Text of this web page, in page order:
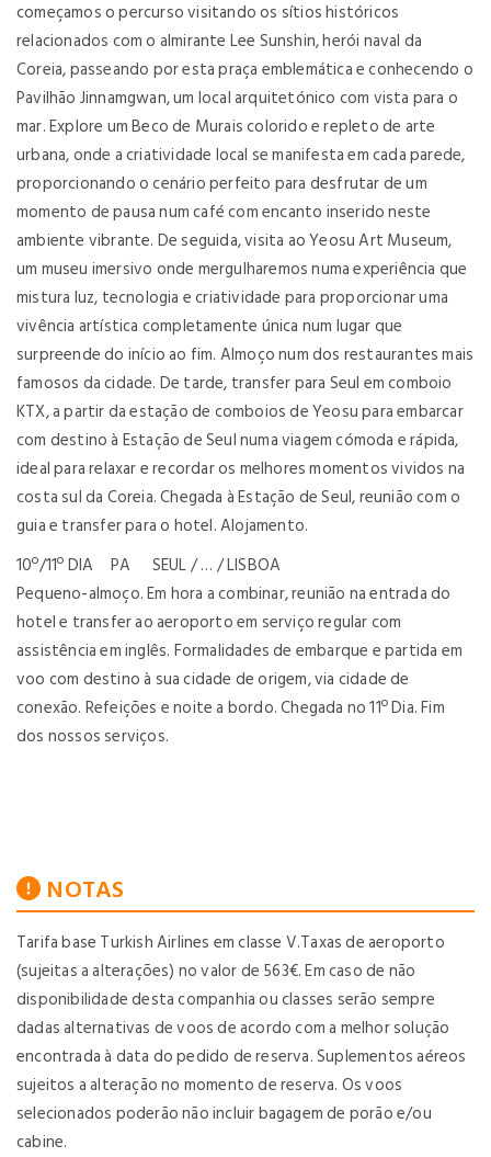
começamos o percurso visitando os sítios históricos
relacionados com o almirante Lee Sunshin, herói naval da
Coreia, passeando por esta praça emblemática e conhecendo o
Pavilhão Jinnamgwan, um local arquitetónico com vista para o
mar. Explore um Beco de Murais colorido e repleto de arte
urbana, onde a criatividade local se manifesta em cada parede,
proporcionando o cenário perfeito para desfrutar de um
momento de pausa num café com encanto inserido neste
ambiente vibrante. De seguida, visita ao Yeosu Art Museum,
um museu imersivo onde mergulharemos numa experiência que
mistura luz, tecnologia e criatividade para proporcionar uma
vivência artística completamente única num lugar que
surpreende do início ao fim. Almoço num dos restaurantes mais
famosos da cidade. De tarde, transfer para Seul em comboio
KTX, a partir da estação de comboios de Yeosu para embarcar
com destino à Estação de Seul numa viagem cómoda e rápida,
ideal para relaxar e recordar os melhores momentos vividos na
costa sul da Coreia. Chegada à Estação de Seul, reunião com o
guia e transfer para o hotel. Alojamento.
10º/11º DIA PA SEUL / … / LISBOA
Pequeno-almoço. Em hora a combinar, reunião na entrada do
hotel e transfer ao aeroporto em serviço regular com
assistência em inglês. Formalidades de embarque e partida em
voo com destino à sua cidade de origem, via cidade de
conexão. Refeições e noite a bordo. Chegada no 11º Dia. Fim
dos nossos serviços.
NOTAS
Tarifa base Turkish Airlines em classe V.Taxas de aeroporto
(sujeitas a alterações) no valor de 563€. Em caso de não
disponibilidade desta companhia ou classes serão sempre
dadas alternativas de voos de acordo com a melhor solução
encontrada à data do pedido de reserva. Suplementos aéreos
sujeitos a alteração no momento de reserva. Os voos
selecionados poderão não incluir bagagem de porão e/ou
cabine.